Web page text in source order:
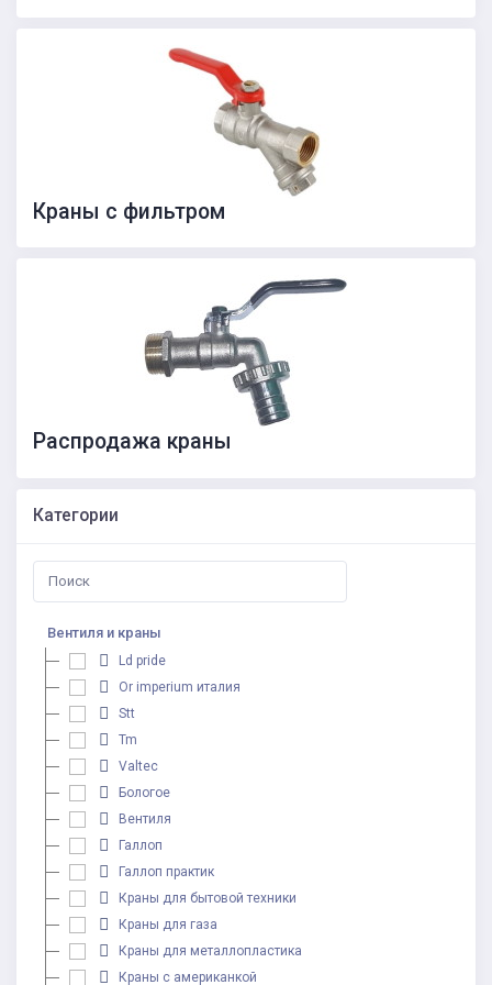
Краны с фильтром
Распродажа краны
Категории
Вентиля и краны
Ld pride
Or imperium италия
Stt
Tm
Valtec
Бологое
Вентиля
Галлоп
Галлоп практик
Краны для бытовой техники
Краны для газа
Краны для металлопластика
Краны с американкой